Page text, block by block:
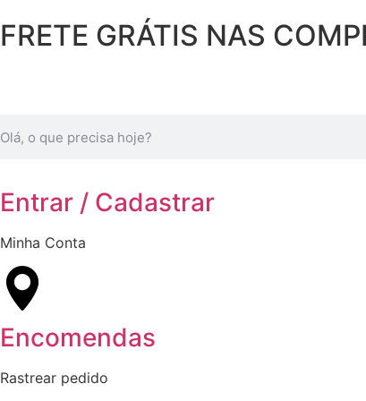
FRETE GRÁTIS NAS
Entrar / Cadastrar
Minha Conta
Encomendas
Rastrear pedido